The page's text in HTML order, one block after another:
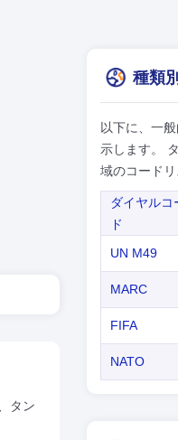
タン
種類
以下に、一
示します。
域のコードリ
ダイヤルコ
ド
UN M49
MARC
FIFA
NATO